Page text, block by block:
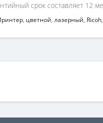
срок составляет 12
, цветной, лазерный, Ricoh,